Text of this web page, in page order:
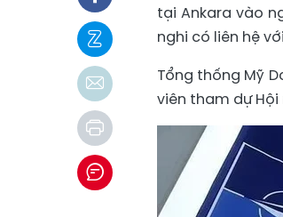
tại Ankara vào
nghi có liên hệ
Tổng thống Mỹ
viên tham dự